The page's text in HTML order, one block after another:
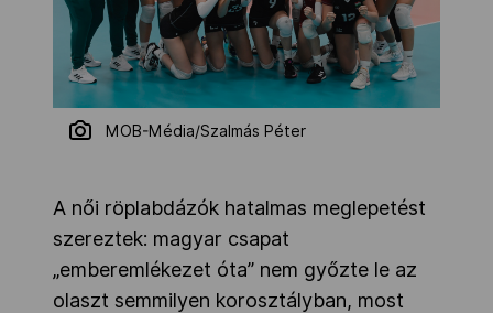
MOB-Média/Szalmás Péter
A női röplabdázók hatalmas meglepetést
szereztek: magyar csapat
„emberemlékezet óta” nem győzte le az
olaszt semmilyen korosztályban, most